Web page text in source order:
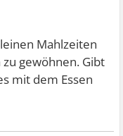
Mahlzeiten
gewöhnen. Gibt
mit dem Essen